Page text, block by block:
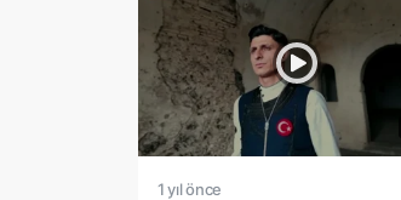
1 yıl önce